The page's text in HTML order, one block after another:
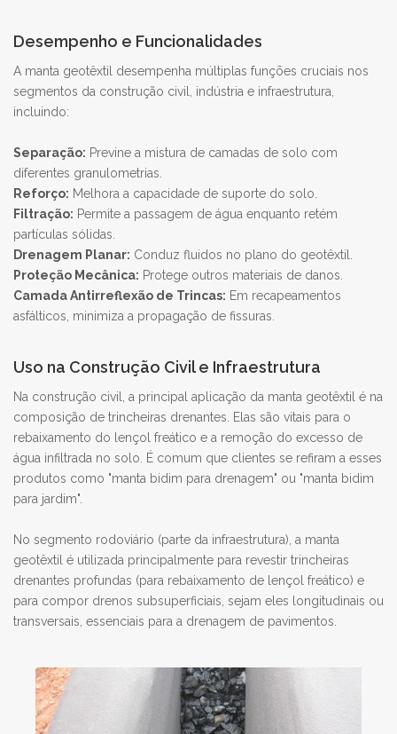
Desempenho e Funcionalidades
A manta geotêxtil desempenha múltiplas funções cruciais nos
segmentos da construção civil, indústria e infraestrutura,
incluindo:
Separação: Previne a mistura de camadas de solo com
diferentes granulometrias.
Reforço: Melhora a capacidade de suporte do solo.
Filtração: Permite a passagem de água enquanto retém
partículas sólidas.
Drenagem Planar: Conduz fluidos no plano do geotêxtil.
Proteção Mecânica: Protege outros materiais de danos.
Camada Antirreflexão de Trincas: Em recapeamentos
asfálticos, minimiza a propagação de fissuras.
Uso na Construção Civil e Infraestrutura
Na construção civil, a principal aplicação da manta geotêxtil é na
composição de trincheiras drenantes. Elas são vitais para o
rebaixamento do lençol freático e a remoção do excesso de
água infiltrada no solo. É comum que clientes se refiram a esses
produtos como "manta bidim para drenagem" ou "manta bidim
para jardim".
No segmento rodoviário (parte da infraestrutura), a manta
geotêxtil é utilizada principalmente para revestir trincheiras
drenantes profundas (para rebaixamento de lençol freático) e
para compor drenos subsuperficiais, sejam eles longitudinais ou
transversais, essenciais para a drenagem de pavimentos.